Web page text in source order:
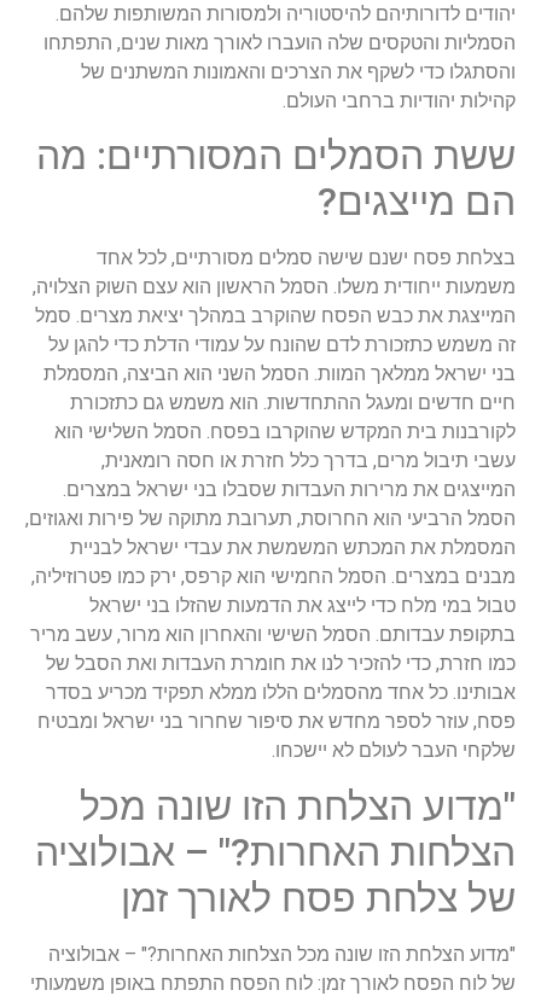
יהודים לדורותיהם להיסטוריה ולמסורות המשותפות שלהם.
הסמליות והטקסים שלה הועברו לאורך מאות שנים, התפתחו
והסתגלו כדי לשקף את הצרכים והאמונות המשתנים של
קהילות יהודיות ברחבי העולם.
ששת הסמלים המסורתיים: מה
הם מייצגים?
בצלחת פסח ישנם שישה סמלים מסורתיים, לכל אחד
משמעות ייחודית משלו. הסמל הראשון הוא עצם השוק הצלויה,
המייצגת את כבש הפסח שהוקרב במהלך יציאת מצרים. סמל
זה משמש כתזכורת לדם שהונח על עמודי הדלת כדי להגן על
בני ישראל ממלאך המוות. הסמל השני הוא הביצה, המסמלת
חיים חדשים ומעגל ההתחדשות. הוא משמש גם כתזכורת
לקורבנות בית המקדש שהוקרבו בפסח. הסמל השלישי הוא
עשבי תיבול מרים, בדרך כלל חזרת או חסה רומאנית,
המייצגים את מרירות העבדות שסבלו בני ישראל במצרים.
הסמל הרביעי הוא החרוסת, תערובת מתוקה של פירות ואגוזים,
המסמלת את המכתש המשמשת את עבדי ישראל לבניית
מבנים במצרים. הסמל החמישי הוא קרפס, ירק כמו פטרוזיליה,
טבול במי מלח כדי לייצג את הדמעות שהזלו בני ישראל
בתקופת עבדותם. הסמל השישי והאחרון הוא מרור, עשב מריר
כמו חזרת, כדי להזכיר לנו את חומרת העבדות ואת הסבל של
אבותינו. כל אחד מהסמלים הללו ממלא תפקיד מכריע בסדר
פסח, עוזר לספר מחדש את סיפור שחרור בני ישראל ומבטיח
שלקחי העבר לעולם לא יישכחו.
"מדוע הצלחת הזו שונה מכל
הצלחות האחרות?" – אבולוציה
של צלחת פסח לאורך זמן
"מדוע הצלחת הזו שונה מכל הצלחות האחרות?" – אבולוציה
של לוח הפסח לאורך זמן: לוח הפסח התפתח באופן משמעותי